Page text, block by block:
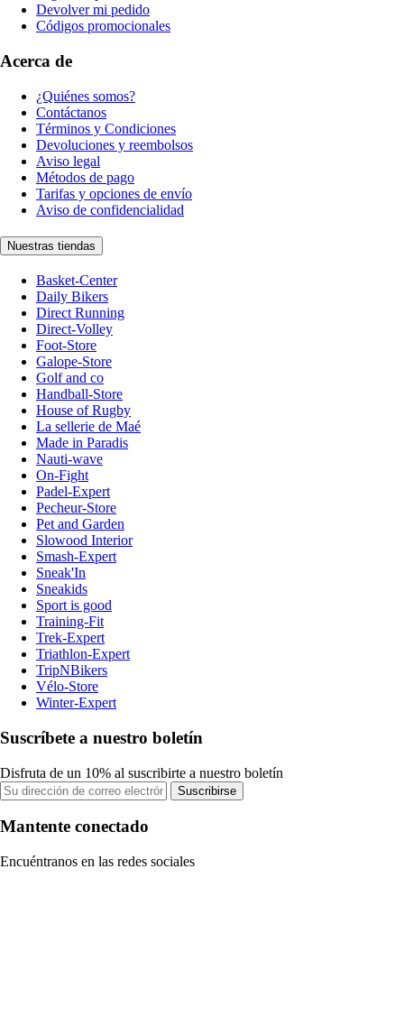
Devolver mi pedido
Códigos promocionales
Acerca de
¿Quiénes somos?
Contáctanos
Términos y Condiciones
Devoluciones y reembolsos
Aviso legal
Métodos de pago
Tarifas y opciones de envío
Aviso de confidencialidad
Nuestras tiendas
Basket-Center
Daily Bikers
Direct Running
Direct-Volley
Foot-Store
Galope-Store
Golf and co
Handball-Store
House of Rugby
La sellerie de Maé
Made in Paradis
Nauti-wave
On-Fight
Padel-Expert
Pecheur-Store
Pet and Garden
Slowood Interior
Smash-Expert
Sneak'In
Sneakids
Sport is good
Training-Fit
Trek-Expert
Triathlon-Expert
TripNBikers
Vélo-Store
Winter-Expert
Suscríbete a nuestro boletín
Disfruta de un 10% al suscribirte a nuestro boletín
Suscribirse
Mantente conectado
Encuéntranos en las redes sociales